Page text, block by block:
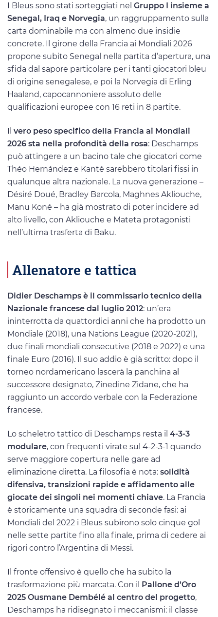
I Bleus sono stati sorteggiati nel Gruppo I insieme a
Senegal, Iraq e Norvegia, un raggruppamento sulla
carta dominabile ma con almeno due insidie
concrete. Il girone della Francia ai Mondiali 2026
propone subito Senegal nella partita d’apertura, una
sfida dal sapore particolare per i tanti giocatori bleu
di origine senegalese, e poi la Norvegia di Erling
Haaland, capocannoniere assoluto delle
qualificazioni europee con 16 reti in 8 partite.
Il vero peso specifico della Francia ai Mondiali
2026 sta nella profondità della rosa: Deschamps
può attingere a un bacino tale che giocatori come
Théo Hernández e Kanté sarebbero titolari fissi in
qualunque altra nazionale. La nuova generazione –
Désiré Doué, Bradley Barcola, Maghnes Akliouche,
Manu Koné – ha già mostrato di poter incidere ad
alto livello, con Akliouche e Mateta protagonisti
nell’ultima trasferta di Baku.
Allenatore e tattica
Didier Deschamps è il commissario tecnico della
Nazionale francese dal luglio 2012: un’era
ininterrotta da quattordici anni che ha prodotto un
Mondiale (2018), una Nations League (2020-2021),
due finali mondiali consecutive (2018 e 2022) e una
finale Euro (2016). Il suo addio è già scritto: dopo il
torneo nordamericano lascerà la panchina al
successore designato, Zinedine Zidane, che ha
raggiunto un accordo verbale con la Federazione
francese.
Lo scheletro tattico di Deschamps resta il 4-3-3
modulare, con frequenti virate sul 4-2-3-1 quando
serve maggiore copertura nelle gare ad
eliminazione diretta. La filosofia è nota: solidità
difensiva, transizioni rapide e affidamento alle
giocate dei singoli nei momenti chiave. La Francia
è storicamente una squadra di seconde fasi: ai
Mondiali del 2022 i Bleus subirono solo cinque gol
nelle sette partite fino alla finale, prima di cedere ai
rigori contro l’Argentina di Messi.
Il fronte offensivo è quello che ha subito la
trasformazione più marcata. Con il Pallone d’Oro
2025 Ousmane Dembélé al centro del progetto,
Deschamps ha ridisegnato i meccanismi: il classe